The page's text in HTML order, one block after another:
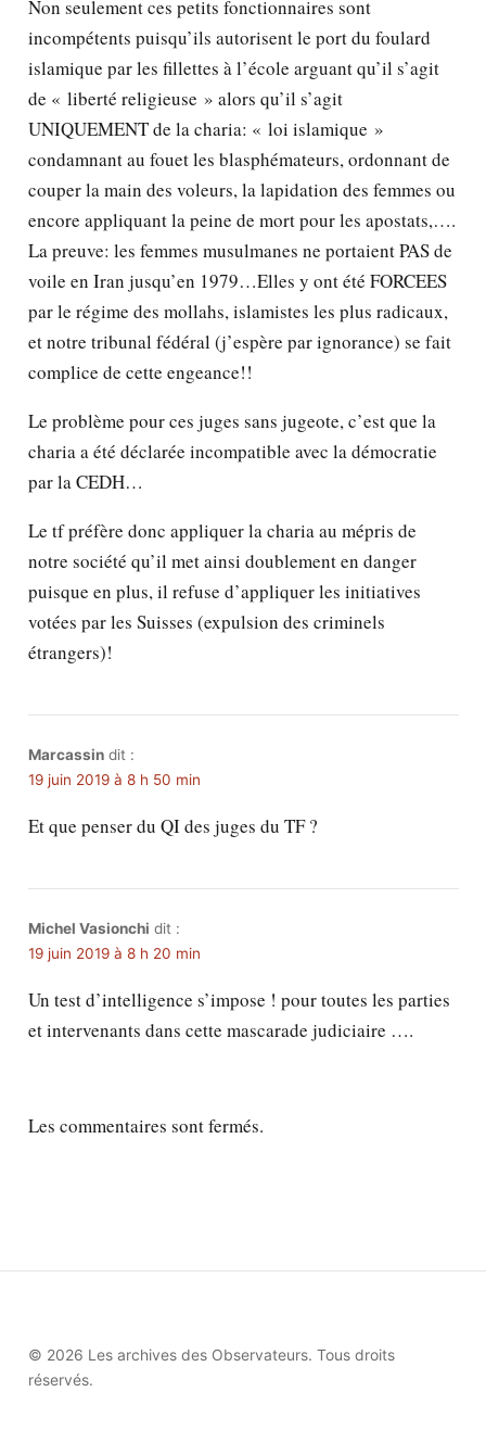
Non seulement ces petits fonctionnaires sont
incompétents puisqu’ils autorisent le port du foulard
islamique par les fillettes à l’école arguant qu’il s’agit
de « liberté religieuse » alors qu’il s’agit
UNIQUEMENT de la charia: « loi islamique »
condamnant au fouet les blasphémateurs, ordonnant de
couper la main des voleurs, la lapidation des femmes ou
encore appliquant la peine de mort pour les apostats,….
La preuve: les femmes musulmanes ne portaient PAS de
voile en Iran jusqu’en 1979…Elles y ont été FORCEES
par le régime des mollahs, islamistes les plus radicaux,
et notre tribunal fédéral (j’espère par ignorance) se fait
complice de cette engeance!!
Le problème pour ces juges sans jugeote, c’est que la
charia a été déclarée incompatible avec la démocratie
par la CEDH…
Le tf préfère donc appliquer la charia au mépris de
notre société qu’il met ainsi doublement en danger
puisque en plus, il refuse d’appliquer les initiatives
votées par les Suisses (expulsion des criminels
étrangers)!
Marcassin dit :
19 juin 2019 à 8 h 50 min
Et que penser du QI des juges du TF ?
Michel Vasionchi dit :
19 juin 2019 à 8 h 20 min
Un test d’intelligence s’impose ! pour toutes les parties
et intervenants dans cette mascarade judiciaire ….
Les commentaires sont fermés.
© 2026 Les archives des Observateurs. Tous droits
réservés.